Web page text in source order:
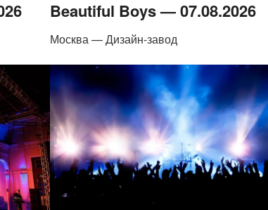
Beautiful Boys — 07.08.2026
Москва — Дизайн-завод